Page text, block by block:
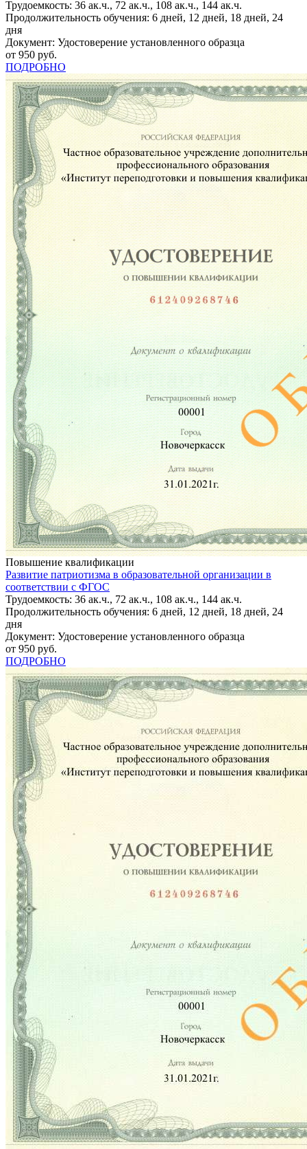
Трудоемкость: 36 ак.ч., 72 ак.ч., 108 ак.ч., 144 ак.ч.
Продолжительность обучения: 6 дней, 12 дней, 18 дней, 24
дня
Документ: Удостоверение установленного образца
от 950 руб.
ПОДРОБНО
Повышение квалификации
Развитие патриотизма в образовательной организации в
соответствии с ФГОС
Трудоемкость: 36 ак.ч., 72 ак.ч., 108 ак.ч., 144 ак.ч.
Продолжительность обучения: 6 дней, 12 дней, 18 дней, 24
дня
Документ: Удостоверение установленного образца
от 950 руб.
ПОДРОБНО